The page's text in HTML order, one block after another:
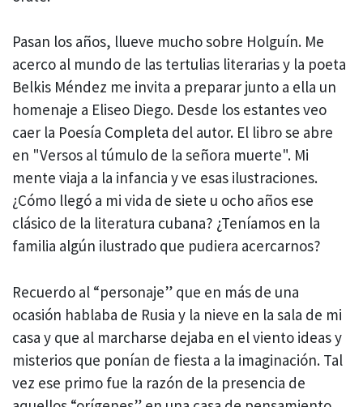
Pasan los años, llueve mucho sobre Holguín. Me
acerco al mundo de las tertulias literarias y la poeta
Belkis Méndez me invita a preparar junto a ella un
homenaje a Eliseo Diego. Desde los estantes veo
caer la Poesía Completa del autor. El libro se abre
en "Versos al túmulo de la señora muerte". Mi
mente viaja a la infancia y ve esas ilustraciones.
¿Cómo llegó a mi vida de siete u ocho años ese
clásico de la literatura cubana? ¿Teníamos en la
familia algún ilustrado que pudiera acercarnos?
Recuerdo al “personaje” que en más de una
ocasión hablaba de Rusia y la nieve en la sala de mi
casa y que al marcharse dejaba en el viento ideas y
misterios que ponían de fiesta a la imaginación. Tal
vez ese primo fue la razón de la presencia de